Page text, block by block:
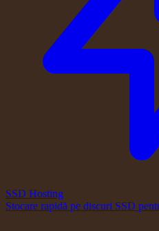
SSD Hosting
Stocare rapidă pe discuri SSD